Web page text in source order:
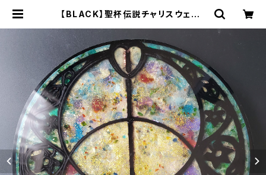
【BLACK】聖杯伝説チャリスウェル・
幾何学アートＳＨＯＰ【RAINBOW★
アルケミーアート】